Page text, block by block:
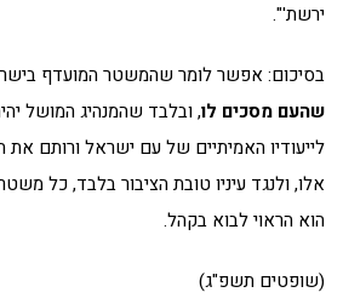
ירשת'".
בסיכום: אפשר לומר שהמשטר המועדף
שהעם מסכים לו, ובלבד שהמנהיג המושל
לייעודיו האמיתיים של עם ישראל ורותם את
אלו, ולנגד עיניו טובת הציבור בלבד, כל
הוא הראוי לבוא בקהל.
(שופטים תשפ"ג)